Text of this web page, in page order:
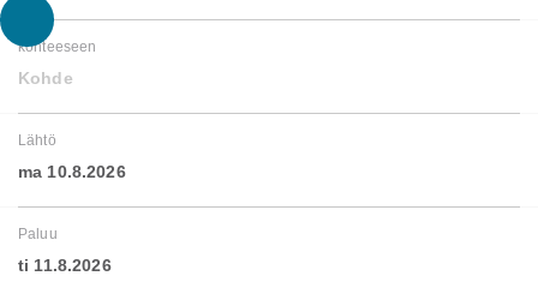
kohteeseen
Kohde
Lähtö
ma 10.8.2026
Paluu
ti 11.8.2026